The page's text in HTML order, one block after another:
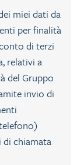
miei dati da
per finalità
di terzi
relativi a
del Gruppo
invio di
chiamata